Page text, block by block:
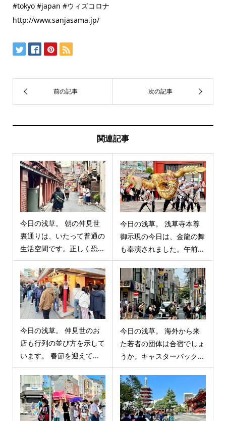
#tokyo #japan #ウィズコロナ
http://www.sanjasama.jp/
関連記事
今日の浅草。 朝の仲見世
裏通りは、いたって普通の
生活空間です。正しく恐...
今日の浅草。 浅草寺本尊
御示現の今日は、金龍の舞
も奉演されました。午前...
今日の浅草。 仲見世のお
店も行列の並び方を示して
います。 春節を迎えて...
今日の浅草。 海外から来
た若者の団体は合宿でしょ
うか。キャスターバック...